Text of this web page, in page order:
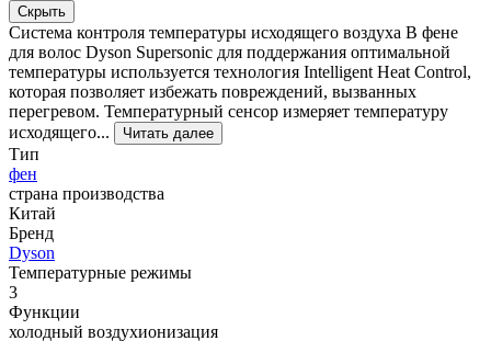
Скрыть
Система контроля температуры исходящего воздуха В фене
для волос Dyson Supersonic для поддержания оптимальной
температуры используется технология Intelligent Heat Control,
которая позволяет избежать повреждений, вызванных
перегревом. Температурный сенсор измеряет температуру
исходящего...
Читать далее
Тип
фен
страна производства
Китай
Бренд
Dyson
Температурные режимы
3
Функции
холодный воздухионизация